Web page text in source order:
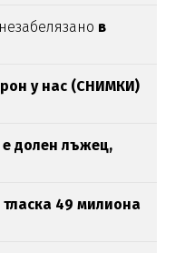
незабелязано в
у нас (СНИМКИ)
долен лъжец,
49 милиона